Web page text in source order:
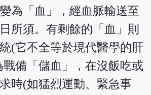
為「血」，經血脈輸送至
所須。有剩餘的「血」則
(它不全等於現代醫學的肝
戰備「儲血」，在沒飯吃或
時(如猛烈運動、緊急事